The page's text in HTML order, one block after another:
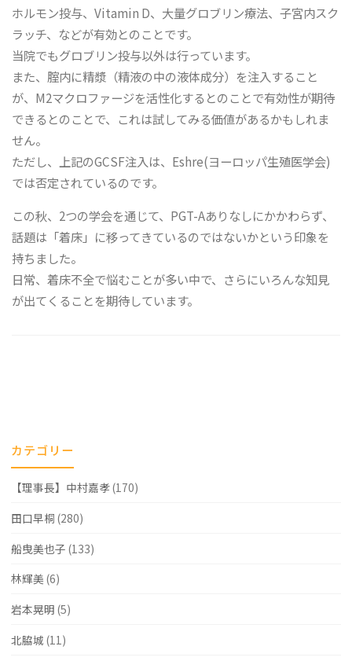
ホルモン投与、Vitamin D、大量グロブリン療法、子宮内スク
ラッチ、などが有効とのことです。
当院でもグロブリン投与以外は行っています。
また、腟内に精漿（精液の中の液体成分）を注入すること
が、M2マクロファージを活性化するとのことで有効性が期待
できるとのことで、これは試してみる価値があるかもしれま
せん。
ただし、上記のGCSF注入は、Eshre(ヨーロッパ生殖医学会)
では否定されているのです。
この秋、2つの学会を通じて、PGT-Aありなしにかかわらず、
話題は「着床」に移ってきているのではないかという印象を
持ちました。
日常、着床不全で悩むことが多い中で、さらにいろんな知見
が出てくることを期待しています。
カテゴリー
【理事長】中村嘉孝(170)
田口早桐 (280)
船曳美也子 (133)
林輝美 (6)
岩本晃明 (5)
北脇城 (11)